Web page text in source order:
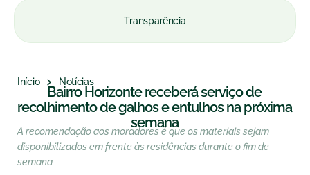
Transparência
Início Notícias
Bairro Horizonte receberá serviço de
recolhimento de galhos e entulhos na próxima
semana
A recomendação aos moradores é que os materiais sejam
disponibilizados em frente às residências durante o fim de
semana